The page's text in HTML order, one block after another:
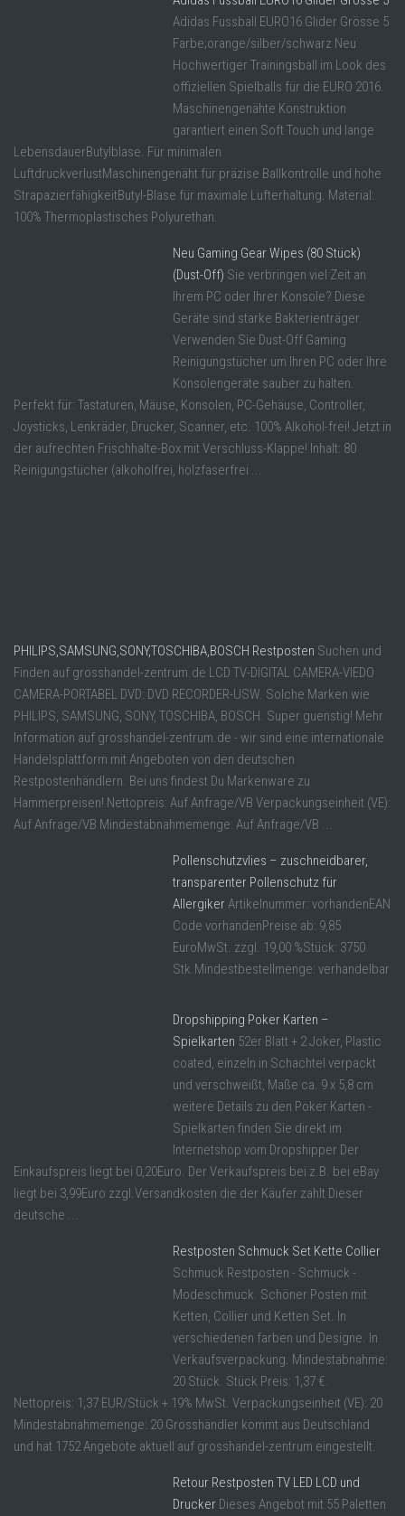
Adidas Fussball EURO16 Glider Grösse 5
Farbe;orange/silber/schwarz Neu
Hochwertiger Trainingsball im Look des
offiziellen Spielballs für die EURO 2016.
Maschinengenähte Konstruktion
garantiert einen Soft Touch und lange
LebensdauerButylblase. Für minimalen
LuftdruckverlustMaschinengenäht für präzise Ballkontrolle und hohe
StrapazierfähigkeitButyl-Blase für maximale Lufterhaltung. Material:
100% Thermoplastisches Polyurethan.
Neu Gaming Gear Wipes (80 Stück)
(Dust-Off) Sie verbringen viel Zeit an
Ihrem PC oder Ihrer Konsole? Diese
Geräte sind starke Bakterienträger.
Verwenden Sie Dust-Off Gaming
Reinigungstücher um Ihren PC oder Ihre
Konsolengeräte sauber zu halten.
Perfekt für: Tastaturen, Mäuse, Konsolen, PC-Gehäuse, Controller,
Joysticks, Lenkräder, Drucker, Scanner, etc. 100% Alkohol-frei! Jetzt in
der aufrechten Frischhalte-Box mit Verschluss-Klappe! Inhalt: 80
Reinigungstücher (alkoholfrei, holzfaserfrei ...
PHILIPS,SAMSUNG,SONY,TOSCHIBA,BOSCH Restposten Suchen und
Finden auf grosshandel-zentrum.de LCD TV-DIGITAL CAMERA-VIEDO
CAMERA-PORTABEL DVD: DVD RECORDER-USW. Solche Marken wie
PHILIPS, SAMSUNG, SONY, TOSCHIBA, BOSCH. Super guenstig! Mehr
Information auf grosshandel-zentrum.de - wir sind eine internationale
Handelsplattform mit Angeboten von den deutschen
Restpostenhändlern. Bei uns findest Du Markenware zu
Hammerpreisen! Nettopreis: Auf Anfrage/VB Verpackungseinheit (VE):
Auf Anfrage/VB Mindestabnahmemenge: Auf Anfrage/VB ...
Pollenschutzvlies – zuschneidbarer,
transparenter Pollenschutz für
AllergikerArtikelnummer: vorhandenEAN
Code vorhandenPreise ab: 9,85
EuroMwSt. zzgl. 19,00 %Stück: 3750
Stk.Mindestbestellmenge: verhandelbar
Dropshipping Poker Karten –
Spielkarten 52er Blatt + 2 Joker, Plastic
coated, einzeln in Schachtel verpackt
und verschweißt, Maße ca. 9 x 5,8 cm
weitere Details zu den Poker Karten -
Spielkarten finden Sie direkt im
Internetshop vom Dropshipper Der
Einkaufspreis liegt bei 0,20Euro. Der Verkaufspreis bei z.B. bei eBay
liegt bei 3,99Euro zzgl.Versandkosten die der Käufer zahlt Dieser
deutsche ...
Restposten Schmuck Set Kette Collier
Schmuck Restposten - Schmuck -
Modeschmuck. Schöner Posten mit
Ketten, Collier und Ketten Set. In
verschiedenen farben und Designe. In
Verkaufsverpackung. Mindestabnahme:
20 Stück. Stück Preis: 1,37 €.
Nettopreis: 1,37 EUR/Stück + 19% MwSt. Verpackungseinheit (VE): 20
Mindestabnahmemenge: 20 Grosshändler kommt aus Deutschland
und hat 1752 Angebote aktuell auf grosshandel-zentrum eingestellt.
Retour Restposten TV LED LCD und
Drucker Dieses Angebot mit 55 Paletten